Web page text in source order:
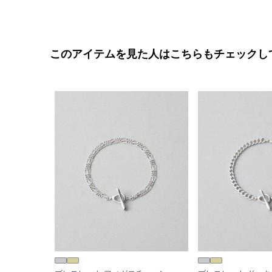
このアイテムを見た人はこちらもチェックし